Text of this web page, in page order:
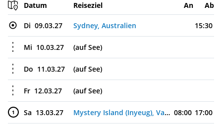
Datum Reiseziel An Ab
Di 09.03.27 Sydney, Australien 15:30
Mi 10.03.27 (auf See)
Do 11.03.27 (auf See)
Fr 12.03.27 (auf See)
1 Sa 13.03.27 Mystery Island (Inyeug), Vanuatu 08:00 17:00